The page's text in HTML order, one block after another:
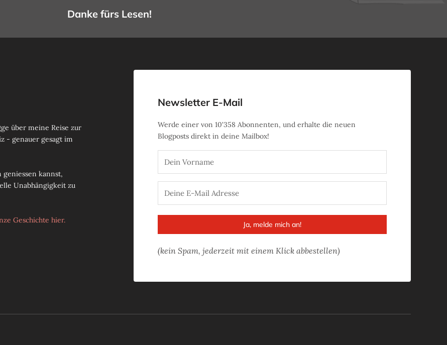
Danke fürs Lesen!
über meine Reise zur
- genauer gesagt im
geniessen kannst,
Unabhängigkeit zu
Geschichte hier.
Newsletter E-Mail
Werde einer von 10'358 Abonnenten, und erhalte die neuen
Blogposts direkt in deine Mailbox!
Ja, melde mich an!
(kein Spam, jederzeit mit einem Klick abbestellen)